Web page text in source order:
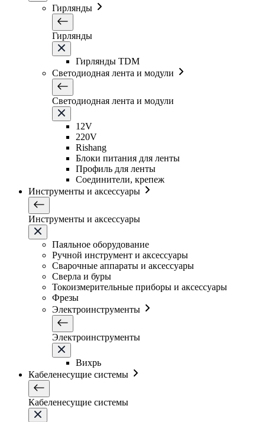
Гирлянды
Гирлянды
Гирлянды TDM
Светодиодная лента и модули
Светодиодная лента и модули
12V
220V
Rishang
Блоки питания для ленты
Профиль для ленты
Соединители, крепеж
Инструменты и аксессуары
Инструменты и аксессуары
Паяльное оборудование
Ручной инструмент и аксессуары
Сварочные аппараты и аксессуары
Сверла и буры
Токоизмерительные приборы и аксессуары
Фрезы
Электроинструменты
Электроинструменты
Вихрь
Кабеленесущие системы
Кабеленесущие системы